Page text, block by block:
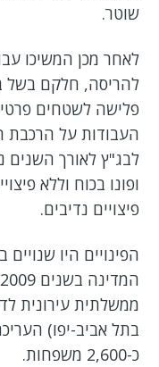
שוטר.
לאחר מכן המשיכו
להריסה, חלקם בשל
פלישה לשטחים
העבודות על הרכבת
לבג"ץ לאורך השנים
ופונו בכוח וללא
פיצויים נדיבים.
הפינויים היו
ממשלתית עירונית
בתל אביב-יפו)
כ-2,600 משפחות.